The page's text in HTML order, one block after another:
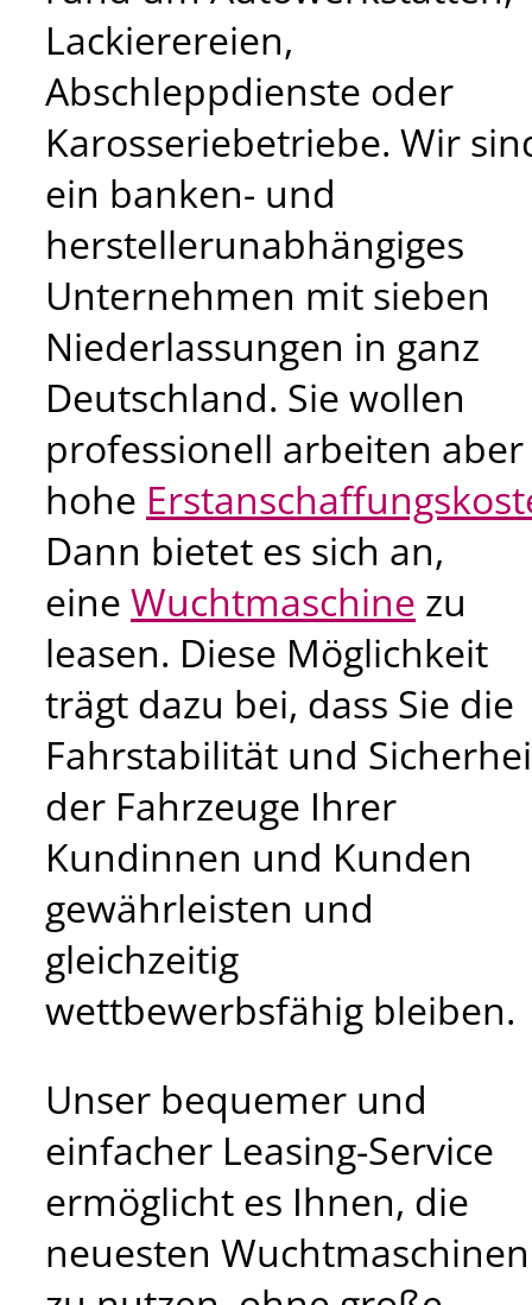
Lackierereien,
Abschleppdienste oder
Karosseriebetriebe. Wir
ein banken- und
herstellerunabhängiges
Unternehmen mit sieben
Niederlassungen in ganz
Deutschland. Sie wollen
professionell arbeiten aber
hohe
Dann bietet es sich an,
eine Wuchtmaschine zu
leasen. Diese Möglichkeit
trägt dazu bei, dass Sie die
Fahrstabilität und
der Fahrzeuge Ihrer
Kundinnen und Kunden
gewährleisten und
gleichzeitig
wettbewerbsfähig bleiben.
Unser bequemer und
einfacher Leasing-Service
ermöglicht es Ihnen, die
neuesten Wuchtmaschinen